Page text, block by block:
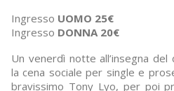
Ingresso UOMO 25€
Ingresso DONNA 20€
Un venerdì notte all’insegna
la cena sociale per single e
bravissimo Tony Lyo, per poi